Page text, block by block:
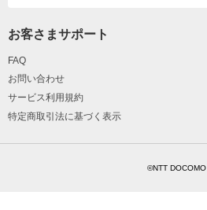
お客さまサポート
FAQ
お問い合わせ
サービス利用規約
特定商取引法に基づく表示
©NTT DOCOMO